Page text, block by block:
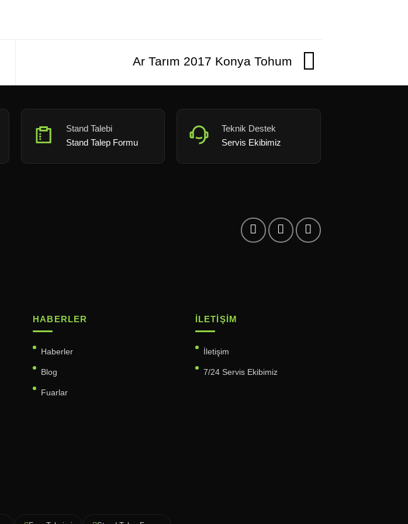
Ar Tarım 2017 Konya Tohum
Stand Talebi
Stand Talep Formu
Teknik Destek
Servis Ekibimiz
HABERLER
Haberler
Blog
Fuarlar
İLETIŞIM
İletişim
7/24 Servis Ekibimiz